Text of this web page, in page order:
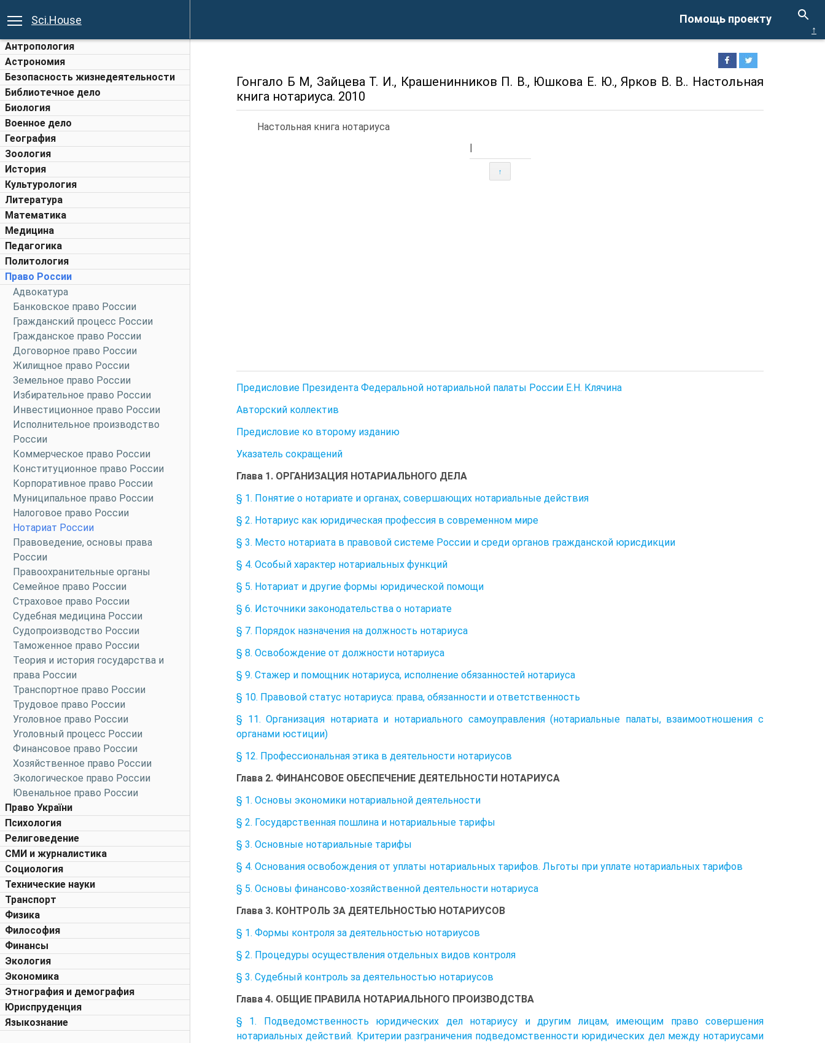
Помощь проекту
Sci.House
Антропология
Астрономия
Безопасность жизнедеятельности
Библиотечное дело
Биология
Военное дело
География
Зоология
История
Культурология
Литература
Математика
Медицина
Педагогика
Политология
Право России
Адвокатура
Банковское право России
Гражданский процесс России
Гражданское право России
Договорное право России
Жилищное право России
Земельное право России
Избирательное право России
Инвестиционное право России
Исполнительное производство
России
Коммерческое право России
Конституционное право России
Корпоративное право России
Муниципальное право России
Налоговое право России
Нотариат России
Правоведение, основы права
России
Правоохранительные органы
Семейное право России
Страховое право России
Судебная медицина России
Судопроизводство России
Таможенное право России
Теория и история государства и
права России
Транспортное право России
Трудовое право России
Уголовное право России
Уголовный процесс России
Финансовое право России
Хозяйственное право России
Экологическое право России
Ювенальное право России
Право України
Психология
Религоведение
СМИ и журналистика
Социология
Технические науки
Транспорт
Физика
Философия
Финансы
Экология
Экономика
Этнография и демография
Юриспруденция
Языкознание
↑
Гонгало Б М, Зайцева Т. И., Крашенинников П. В., Юшкова Е. Ю., Ярков В. В.. Настольная
книга нотариуса. 2010
Настольная книга нотариуса
|
↑
Предисловие Президента Федеральной нотариальной палаты России Е.Н. Клячина
Авторский коллектив
Предисловие ко второму изданию
Указатель сокращений
Глава 1. ОРГАНИЗАЦИЯ НОТАРИАЛЬНОГО ДЕЛА
§ 1. Понятие о нотариате и органах, совершающих нотариальные действия
§ 2. Нотариус как юридическая профессия в современном мире
§ 3. Место нотариата в правовой системе России и среди органов гражданской юрисдикции
§ 4. Особый характер нотариальных функций
§ 5. Нотариат и другие формы юридической помощи
§ 6. Источники законодательства о нотариате
§ 7. Порядок назначения на должность нотариуса
§ 8. Освобождение от должности нотариуса
§ 9. Стажер и помощник нотариуса, исполнение обязанностей нотариуса
§ 10. Правовой статус нотариуса: права, обязанности и ответственность
§ 11. Организация нотариата и нотариального самоуправления (нотариальные палаты, взаимоотношения с
органами юстиции)
§ 12. Профессиональная этика в деятельности нотариусов
Глава 2. ФИНАНСОВОЕ ОБЕСПЕЧЕНИЕ ДЕЯТЕЛЬНОСТИ НОТАРИУСА
§ 1. Основы экономики нотариальной деятельности
§ 2. Государственная пошлина и нотариальные тарифы
§ 3. Основные нотариальные тарифы
§ 4. Основания освобождения от уплаты нотариальных тарифов. Льготы при уплате нотариальных тарифов
§ 5. Основы финансово-хозяйственной деятельности нотариуса
Глава 3. КОНТРОЛЬ ЗА ДЕЯТЕЛЬНОСТЬЮ НОТАРИУСОВ
§ 1. Формы контроля за деятельностью нотариусов
§ 2. Процедуры осуществления отдельных видов контроля
§ 3. Судебный контроль за деятельностью нотариусов
Глава 4. ОБЩИЕ ПРАВИЛА НОТАРИАЛЬНОГО ПРОИЗВОДСТВА
§ 1. Подведомственность юридических дел нотариусу и другим лицам, имеющим право совершения
нотариальных действий. Критерии разграничения подведомственности юридических дел между нотариусами